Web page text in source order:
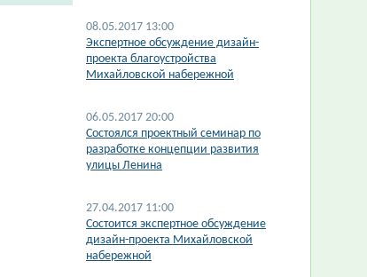
08.05.2017 13:00
Экспертное обсуждение дизайн-
проекта благоустройства
Михайловской набережной
06.05.2017 20:00
Состоялся проектный семинар по
разработке концепции развития
улицы Ленина
27.04.2017 11:00
Состоится экспертное обсуждение
дизайн-проекта Михайловской
набережной